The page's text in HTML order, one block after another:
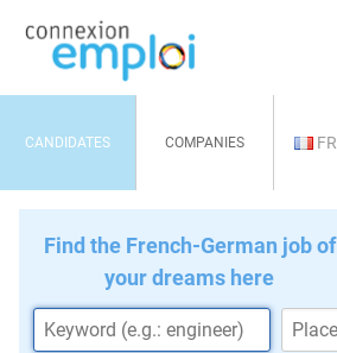
CANDIDATES COMPANIES FR
Find the French-German job of
your dreams here